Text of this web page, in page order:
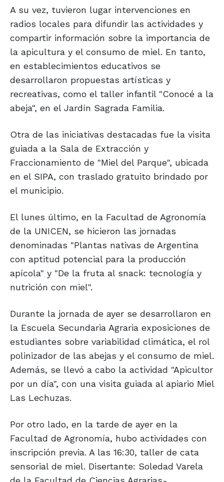
A su vez, tuvieron lugar intervenciones en
radios locales para difundir las actividades y
compartir información sobre la importancia de
la apicultura y el consumo de miel. En tanto,
en establecimientos educativos se
desarrollaron propuestas artísticas y
recreativas, como el taller infantil "Conocé a la
abeja", en el Jardín Sagrada Familia.
Otra de las iniciativas destacadas fue la visita
guiada a la Sala de Extracción y
Fraccionamiento de "Miel del Parque", ubicada
en el SIPA, con traslado gratuito brindado por
el municipio.
El lunes último, en la Facultad de Agronomía
de la UNICEN, se hicieron las jornadas
denominadas "Plantas nativas de Argentina
con aptitud potencial para la producción
apícola" y "De la fruta al snack: tecnología y
nutrición con miel".
Durante la jornada de ayer se desarrollaron en
la Escuela Secundaria Agraria exposiciones de
estudiantes sobre variabilidad climática, el rol
polinizador de las abejas y el consumo de miel.
Además, se llevó a cabo la actividad "Apicultor
por un día", con una visita guiada al apiario Miel
Las Lechuzas.
Por otro lado, en la tarde de ayer en la
Facultad de Agronomía, hubo actividades con
inscripción previa. A las 16:30, taller de cata
sensorial de miel. Disertante: Soledad Varela